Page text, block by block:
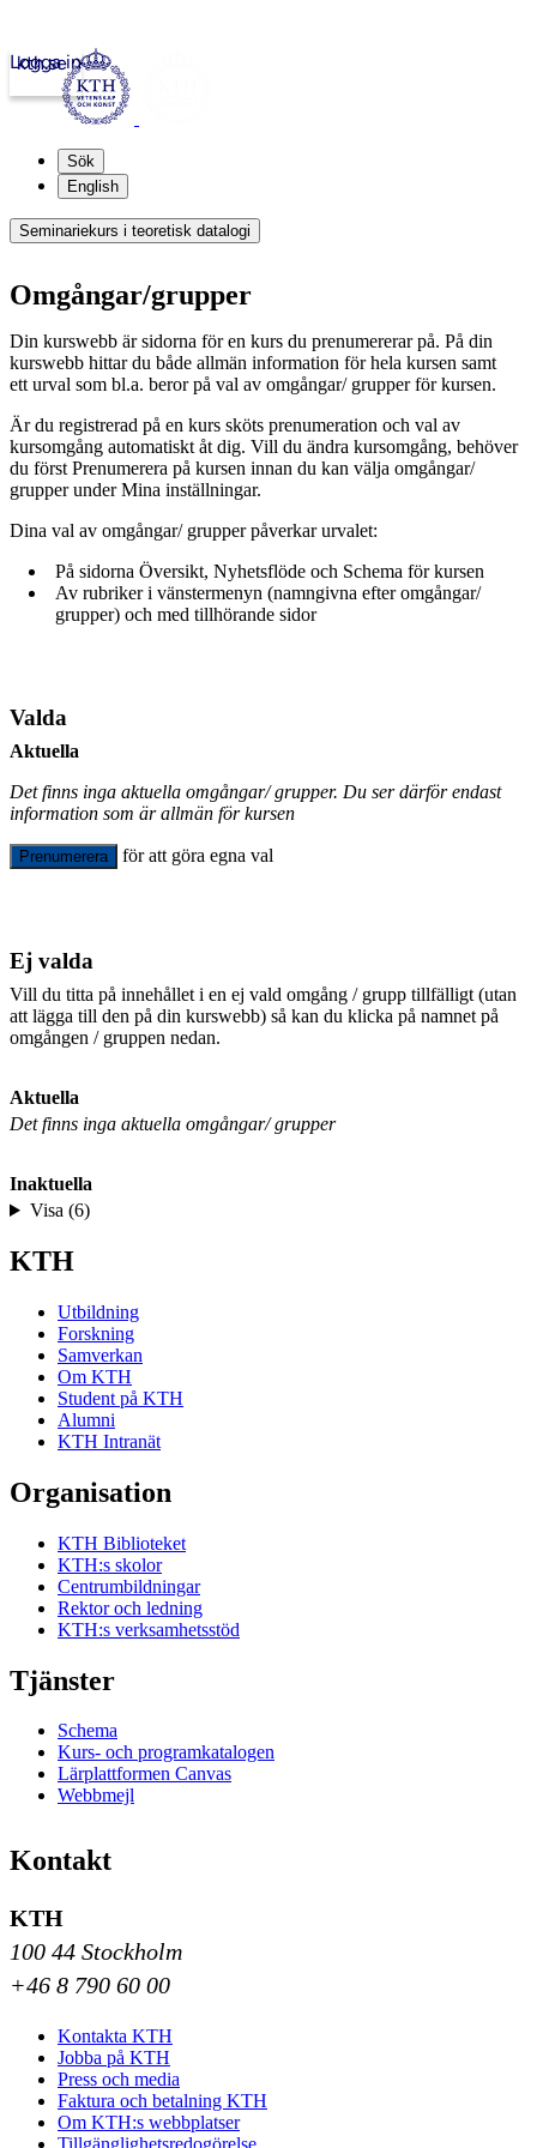
kth.se
Logga in
Sök
English
Seminariekurs i teoretisk datalogi
Omgångar/grupper
Din kurswebb är sidorna för en kurs du prenumererar på. På din
kurswebb hittar du både allmän information för hela kursen samt
ett urval som bl.a. beror på val av omgångar/ grupper för kursen.
Är du registrerad på en kurs sköts prenumeration och val av
kursomgång automatiskt åt dig. Vill du ändra kursomgång, behöver
du först Prenumerera på kursen innan du kan välja omgångar/
grupper under Mina inställningar.
Dina val av omgångar/ grupper påverkar urvalet:
På sidorna Översikt, Nyhetsflöde och Schema för kursen
Av rubriker i vänstermenyn (namngivna efter omgångar/
grupper) och med tillhörande sidor
Valda
Aktuella
Det finns inga aktuella omgångar/ grupper. Du ser därför endast
information som är allmän för kursen
Prenumerera för att göra egna val
Ej valda
Vill du titta på innehållet i en ej vald omgång / grupp tillfälligt (utan
att lägga till den på din kurswebb) så kan du klicka på namnet på
omgången / gruppen nedan.
Aktuella
Det finns inga aktuella omgångar/ grupper
Inaktuella
Visa (6)
KTH
Utbildning
Forskning
Samverkan
Om KTH
Student på KTH
Alumni
KTH Intranät
Organisation
KTH Biblioteket
KTH:s skolor
Centrumbildningar
Rektor och ledning
KTH:s verksamhetsstöd
Tjänster
Schema
Kurs- och programkatalogen
Lärplattformen Canvas
Webbmejl
Kontakt
KTH
100 44 Stockholm
+46 8 790 60 00
Kontakta KTH
Jobba på KTH
Press och media
Faktura och betalning KTH
Om KTH:s webbplatser